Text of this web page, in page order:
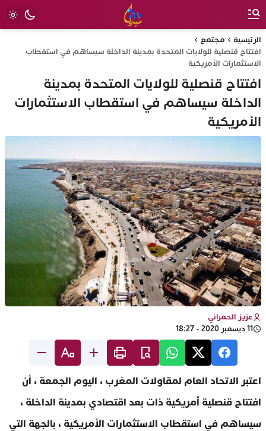
الرئيسية
مجتمع
افتتاح قنصلية للولايات المتحدة بمدينة الداخلة سيساهم في استقطاب
الاستثمارات الأمريكية
افتتاح قنصلية للولايات المتحدة بمدينة
الداخلة سيساهم في استقطاب الاستثمارات
الأمريكية
عزيز الحمراني
11 ديسمبر 2020 - 18:27
اعتبر الاتحاد العام لمقاولات المغرب ، اليوم الجمعة ، أن
افتتاح قنصلية أمريكية ذات بعد اقتصادي بمدينة الداخلة ،
سيساهم في استقطاب الاستثمارات الأمريكية ، بالجهة التي